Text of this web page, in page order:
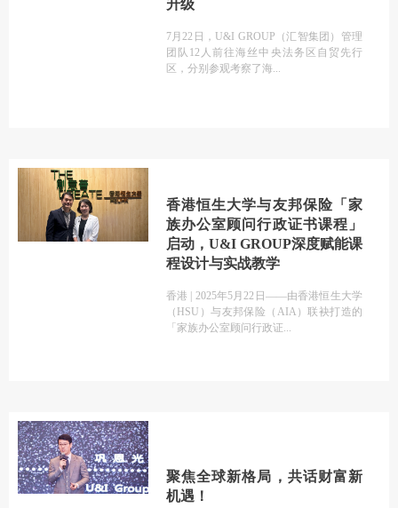
升级
7月22日，U&I GROUP（汇智集团）管理
团队12人前往海丝中央法务区自贸先行
区，分别参观考察了海
香港恒生大学与友邦保险「家
族办公室顾问行政证书课程」
启动，U&I GROUP深度赋能课
程设计与实战教学
香港 | 2025年5月22日——由香港恒生大学
（HSU）与友邦保险（AIA）联袂打造的
「家族办公室顾问行政证
聚焦全球新格局，共话财富新
机遇！